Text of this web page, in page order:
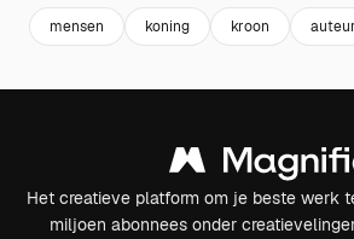
mensen koning kroon
Het creatieve platform om je beste werk
miljoen abonnees onder